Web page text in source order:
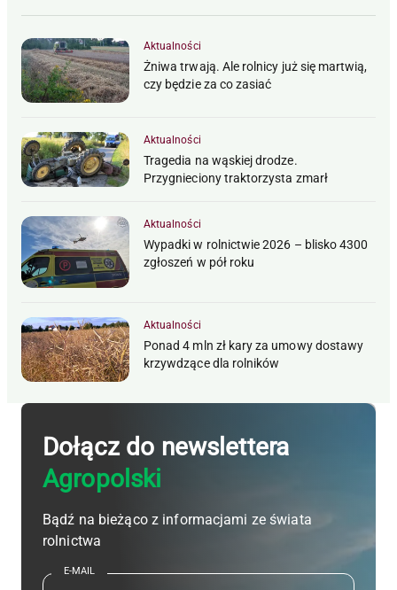
Aktualności
Żniwa trwają. Ale rolnicy już się martwią,
czy będzie za co zasiać
Aktualności
Tragedia na wąskiej drodze.
Przygnieciony traktorzysta zmarł
Aktualności
Wypadki w rolnictwie 2026 – blisko 4300
zgłoszeń w pół roku
Aktualności
Ponad 4 mln zł kary za umowy dostawy
krzywdzące dla rolników
Dołącz do newslettera
Agropolski
Bądź na bieżąco z informacjami ze świata
rolnictwa
E-MAIL